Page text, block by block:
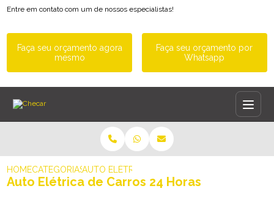
Entre em contato com um de nossos especialistas!
Faça seu orçamento agora
mesmo
Faça seu orçamento por
Whatsapp
HOMECATEGORIASAUTO ELÉTRICA DE CARROS 24 HORAS
Auto Elétrica de Carros 24 Horas